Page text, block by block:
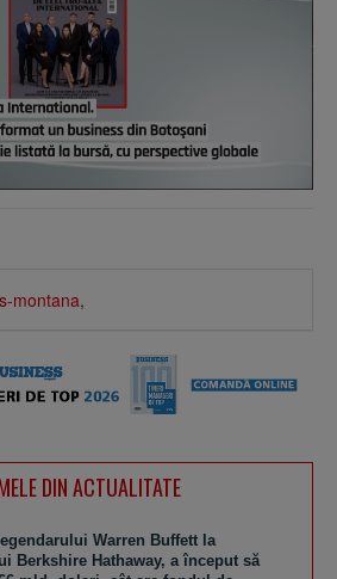
montana,
DIN ACTUALITATE
Warren Buffett la
Berkshire Hathaway, a început să